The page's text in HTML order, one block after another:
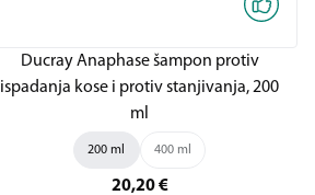
Ducray Anaphase šampon protiv
ispadanja kose i protiv stanjivanja, 200
ml
200 ml 400 ml
20,20 €